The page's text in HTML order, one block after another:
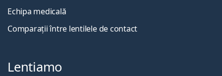
Echipa medicală
Comparații între lentilele de contact
Lentiamo